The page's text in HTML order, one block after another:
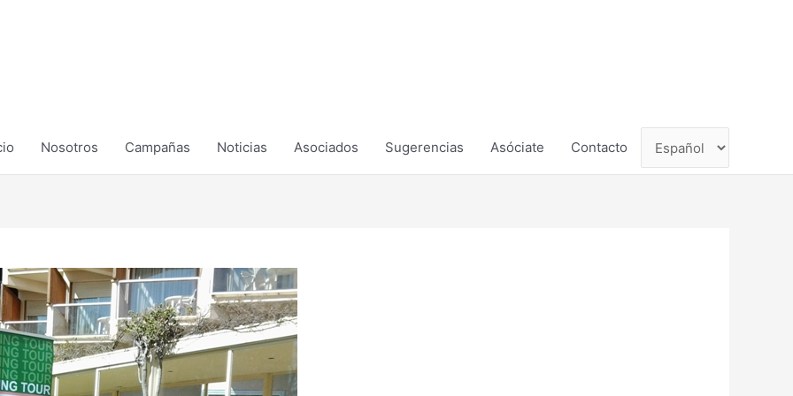
Nosotros Campañas Noticias Asociados Sugerencias Asóciate Contacto